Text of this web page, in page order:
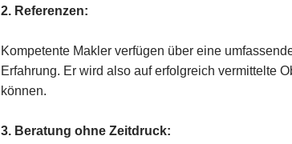
2. Referenzen:
Kompetente Makler verfügen über eine
Erfahrung. Er wird also auf erfolgreich vermittelte
können.
3. Beratung ohne Zeitdruck: